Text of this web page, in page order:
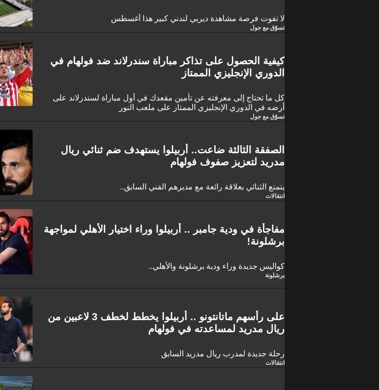
لا تفوت فرصة مشاهدة ديربي لندني كبير هذا أغسطس
تسوّق مع جول
كيفية الحصول على تذاكر مباراة سندرلاند ضد فولهام في
الدوري الإنجليزي الممتاز
كل ما تحتاج إلى معرفته عن تأمين مقعدك في أول مباراة لسندرلاند على
أرضه في الدوري الإنجليزي الممتاز على ملعب النور
تسوّق مع جول
الصفقة الثالثة ضاعت.. أربيلوا يستهدف ضم ثنائي ريال
مدريد لتعزيز صفوف فولهام
يتمتع الثنائي بعلاقة رائعة مع مديرهم الفني السابق..
انتقالات
مفاجأة في ودية جامبر .. أربيلوا وراء اختيار الأهلي لمواجهة
برشلونة!
كواليس جديدة وراء ودية برشلونة والأهلي..
برشلونة
على رأسهم ماتانتونو .. أربيلوا يخطط لخطف 3 لاعبين من
ريال مدريد لمساعدته في فولهام
رحلة جديدة لمدرب ريال مدريد السابق
انتقالات